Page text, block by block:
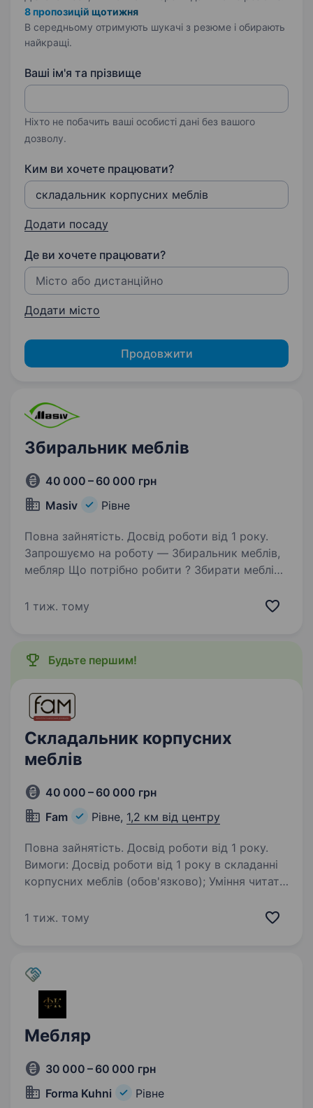
8 пропозицій щотижня
В середньому отримують шукачі з резюме і обирають
найкращі.
Ваші ім'я та прізвище
Ніхто не побачить ваші особисті дані без вашого
дозволу.
Ким ви хочете працювати?
Додати посаду
Де ви хочете працювати?
Додати місто
Продовжити
Збиральник меблів
40 000 – 60 000 грн
Masiv
Рівне
Повна зайнятість. Досвід роботи від 1 року.
Запрошуємо на роботу — Збиральник меблів,
мебляр Що потрібно робити ? Збирати меблі
гардероби, шафи, тумби, стінові панелі
1 тиж. тому
Будьте першим!
Складальник корпусних
меблів
40 000 – 60 000 грн
Fam
Рівне, 1,2 км від центру
Повна зайнятість. Досвід роботи від 1 року.
Вимоги: Досвід роботи від 1 року в складанні
корпусних меблів (обов'язково); Уміння читати
матеріалів і комплектуючих для виробництва
1 тиж. тому
Мебляр
30 000 – 60 000 грн
Forma Kuhni
Рівне